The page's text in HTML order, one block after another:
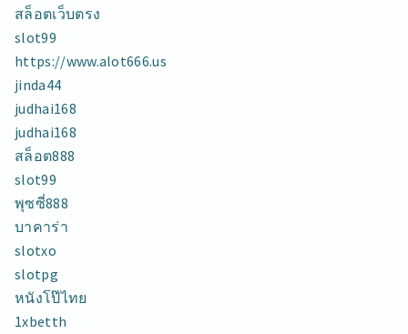
สล็อตเว็บตรง
slot99
https://www.alot666.us
jinda44
judhai168
judhai168
สล็อต888
slot99
พุซซี่888
บาคาร่า
slotxo
slotpg
หนังโป๊ไทย
1xbetth